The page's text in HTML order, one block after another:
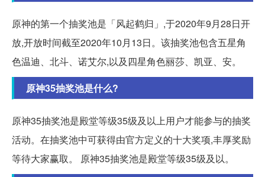
原神的第一个抽奖池是「风起鹤归」,于2020年9月28日开
放,开放时间截至2020年10月13日。该抽奖池包含五星角
色温迪、北斗、诺艾尔,以及四星角色丽莎、凯亚、安。
原神35抽奖池是什么?
原神35抽奖池是殿堂等级35级及以上用户才能参与的抽奖
活动。在抽奖池中可获得由官方定义的十大奖项,丰厚奖励
等待大家赢取。 原神35抽奖池是殿堂等级35级及以。